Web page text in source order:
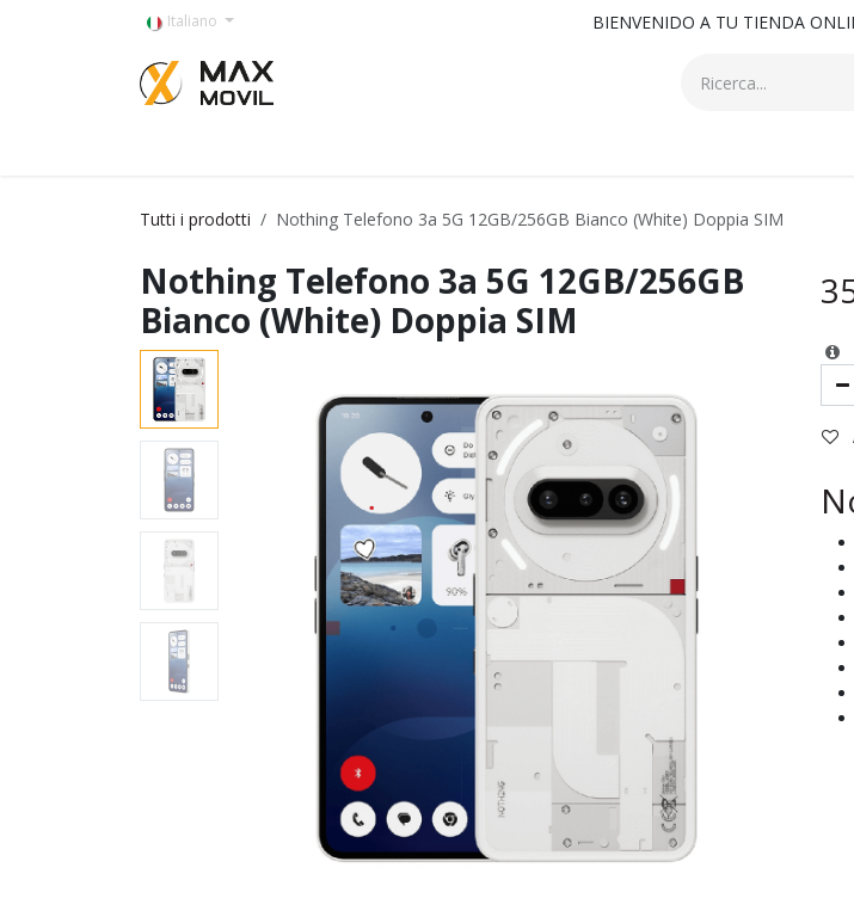
Italiano BIENVENIDO A TU TIENDA
Tutti i prodotti Nothing Telefono 3a 5G 12GB/256GB Bianco (White) Doppia SIM
Nothing Telefono 3a 5G 12GB/256GB
Bianco (White) Doppia SIM